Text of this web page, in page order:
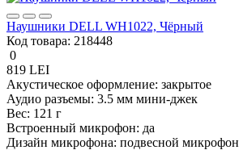
Наушники DELL WH1022, Чёрный
Код товара: 218448
0
819 LEI
Акустическое оформление: закрытое
Аудио разъемы: 3.5 мм мини-джек
Вес: 121 г
Встроенный микрофон: да
Дизайн микрофона: подвесной микрофон